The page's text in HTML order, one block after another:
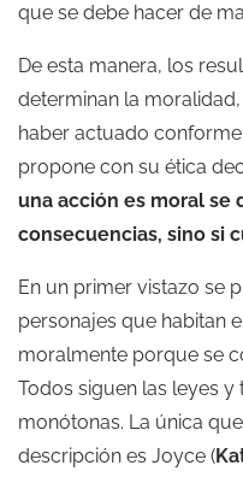
que se debe hacer de
De esta manera, los
determinan la
haber actuado
propone con su ética
una acción es moral se
consecuencias, sino si
En un primer vistazo se
personajes que habitan
moralmente porque se
Todos siguen las leyes y
monótonas. La única
descripción es Joyce (